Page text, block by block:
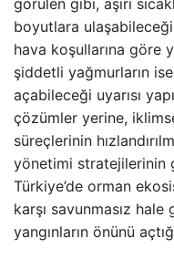
görülen gibi, aşırı
boyutlara
hava koşullarına göre
şiddetli yağmurların
açabileceği uyarısı
çözümler yerine,
süreçlerinin
yönetimi stratejilerinin
Türkiye’de orman
karşı savunmasız hale
yangınların önünü